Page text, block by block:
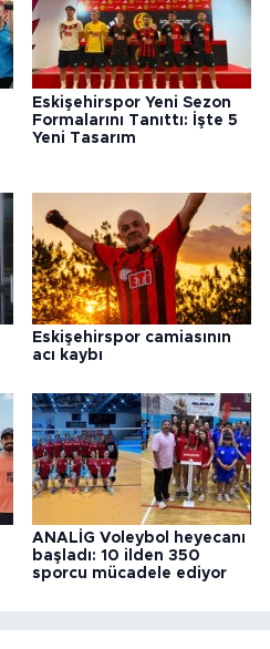
Eskişehirspor Yeni Sezon
Formalarını Tanıttı: İşte 5
Yeni Tasarım
Eskişehirspor camiasının
acı kaybı
ANALİG Voleybol heyecanı
başladı: 10 ilden 350
sporcu mücadele ediyor